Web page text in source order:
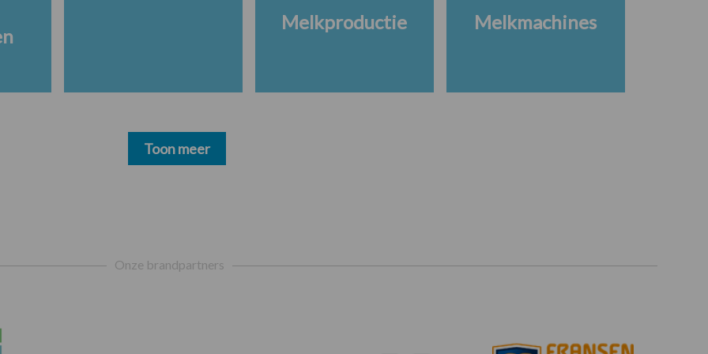
Melkproductie Melkmachines
Toon meer
Onze brandpartners